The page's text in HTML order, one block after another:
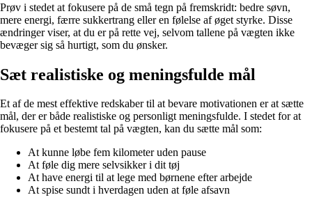
Prøv i stedet at fokusere på de små tegn på fremskridt: bedre søvn,
mere energi, færre sukkertrang eller en følelse af øget styrke. Disse
ændringer viser, at du er på rette vej, selvom tallene på vægten ikke
bevæger sig så hurtigt, som du ønsker.
Sæt realistiske og meningsfulde mål
Et af de mest effektive redskaber til at bevare motivationen er at sætte
mål, der er både realistiske og personligt meningsfulde. I stedet for at
fokusere på et bestemt tal på vægten, kan du sætte mål som:
At kunne løbe fem kilometer uden pause
At føle dig mere selvsikker i dit tøj
At have energi til at lege med børnene efter arbejde
At spise sundt i hverdagen uden at føle afsavn